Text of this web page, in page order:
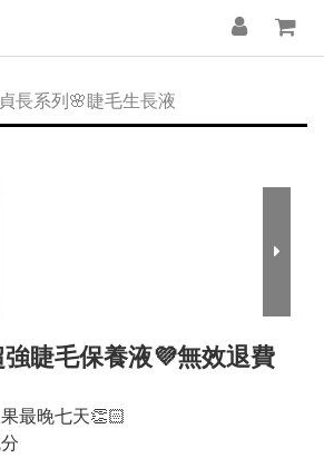
長系列🌸睫毛生長液
睫毛保養液💜無效退費
最晚七天👏🏻